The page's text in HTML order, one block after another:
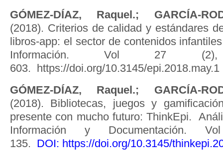
GÓMEZ-DÍAZ, Raquel.; GARCÍA-
(2018). Criterios de calidad y estándares
libros-app: el sector de contenidos
Información. Vol 27
603. https://doi.org/10.3145/epi.2018.may.1
GÓMEZ-DÍAZ, Raquel.; GARCÍA-
(2018). Bibliotecas, juegos y
presente con mucho futuro: ThinkEpi.
Información y Documentación.
135. DOI: https://doi.org/10.3145/